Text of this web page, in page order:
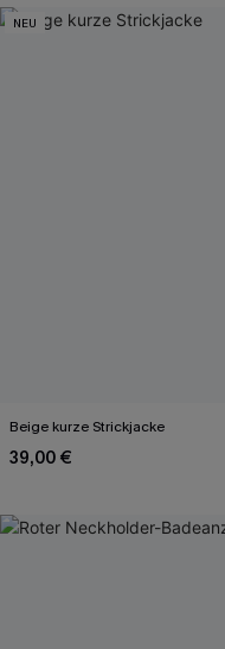
NEU
Beige kurze Strickjacke
39,00 €